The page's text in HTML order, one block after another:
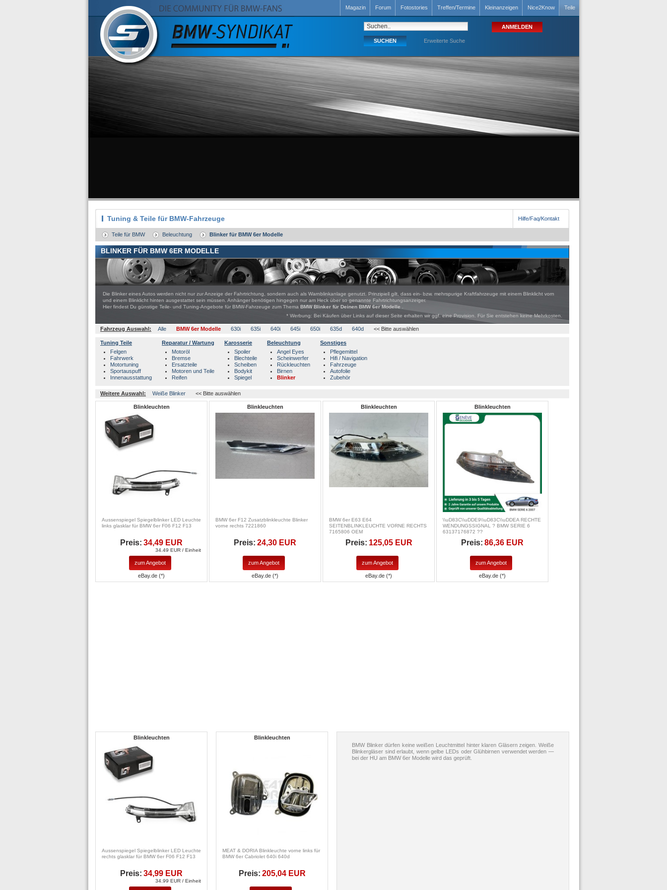
Magazin Forum Fotostories Treffen/Termine Kleinanzeigen Nice2Know Teile
Erweiterte Suche
Tuning & Teile für BMW-Fahrzeuge Hilfe/Faq/Kontakt
Teile für BMW Beleuchtung Blinker für BMW 6er Modelle
BLINKER FÜR BMW 6ER MODELLE
Die Blinker eines Autos werden nicht nur zur Anzeige der Fahrtrichtung, sondern auch als Warnblinkanlage genutzt. Prinzipiell gilt, dass ein- bzw. mehrspurige Kraftfahrzeuge mit einem Blinklicht vorn
und einem Blinklicht hinten ausgestattet sein müssen. Anhänger benötigen hingegen nur am Heck über so genannte Fahrtrichtungsanzeiger.
Hier findest Du günstige Teile- und Tuning-Angebote für BMW-Fahrzeuge zum Thema BMW Blinker für Deinen BMW 6er Modelle
* Werbung: Bei Käufen über Links auf dieser Seite erhalten wir ggf. eine Provision. Für Sie entstehen keine Mehrkosten.
Fahrzeug Auswahl: Alle BMW 6er Modelle 630i 635i 640i 645i 650i 635d 640d << Bitte auswählen
Tuning Teile
Felgen
Fahrwerk
Motortuning
Sportauspuff
Innenausstattung
Reparatur / Wartung
Motoröl
Bremse
Ersatzteile
Motoren und Teile
Reifen
Karosserie
Spoiler
Blechteile
Scheiben
Bodykit
Spiegel
Beleuchtung
Angel Eyes
Scheinwerfer
Rückleuchten
Birnen
Blinker
Sonstiges
Pflegemittel
Hifi / Navigation
Fahrzeuge
Autofolie
Zubehör
Weitere Auswahl: Weiße Blinker << Bitte auswählen
Blinkleuchten
Aussenspiegel Spiegelblinker LED Leuchte
links glasklar für BMW 6er F06 F12 F13
Preis: 34,49 EUR
34.49 EUR / Einheit
zum Angebot
eBay.de (*)
Blinkleuchten
BMW 6er F12 Zusatzblinkleuchte Blinker
vorne rechts 7221860
Preis: 24,30 EUR
zum Angebot
eBay.de (*)
Blinkleuchten
BMW 6er E63 E64
SEITENBLINKLEUCHTE VORNE RECHTS
7165806 OEM
Preis: 125,05 EUR
zum Angebot
eBay.de (*)
Blinkleuchten
\\uD83C\\uDDE9\\uD83C\\uDDEA RECHTE
WENDUNGSSIGNAL ? BMW SERIE 6
63137176872 ??
Preis: 86,36 EUR
zum Angebot
eBay.de (*)
Blinkleuchten
Aussenspiegel Spiegelblinker LED Leuchte
rechts glasklar für BMW 6er F06 F12 F13
Preis: 34,99 EUR
34.99 EUR / Einheit
Blinkleuchten
MEAT & DORIA Blinkleuchte vorne links für
BMW 6er Cabriolet 640i 640d
Preis: 205,04 EUR
BMW Blinker dürfen keine weißen Leuchtmittel hinter klaren Gläsern zeigen. Weiße
Blinkergläser sind erlaubt, wenn gelbe LEDs oder Glühbirnen verwendet werden —
bei der HU am BMW 6er Modelle wird das geprüft.